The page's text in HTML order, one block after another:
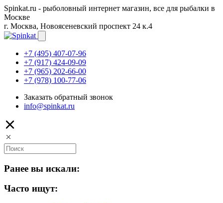
Spinkat.ru - рыболовный интернет магазин, все для рыбалки в
Москве
г. Москва, Новоясеневский проспект 24 к.4
+7 (495) 407-07-96
+7 (917) 424-09-09
+7 (965) 202-66-00
+7 (978) 100-77-06
Заказать обратный звонок
info@spinkat.ru
Ранее вы искали:
Часто ищут: